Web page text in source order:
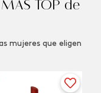
TOP de
mujeres que eligen